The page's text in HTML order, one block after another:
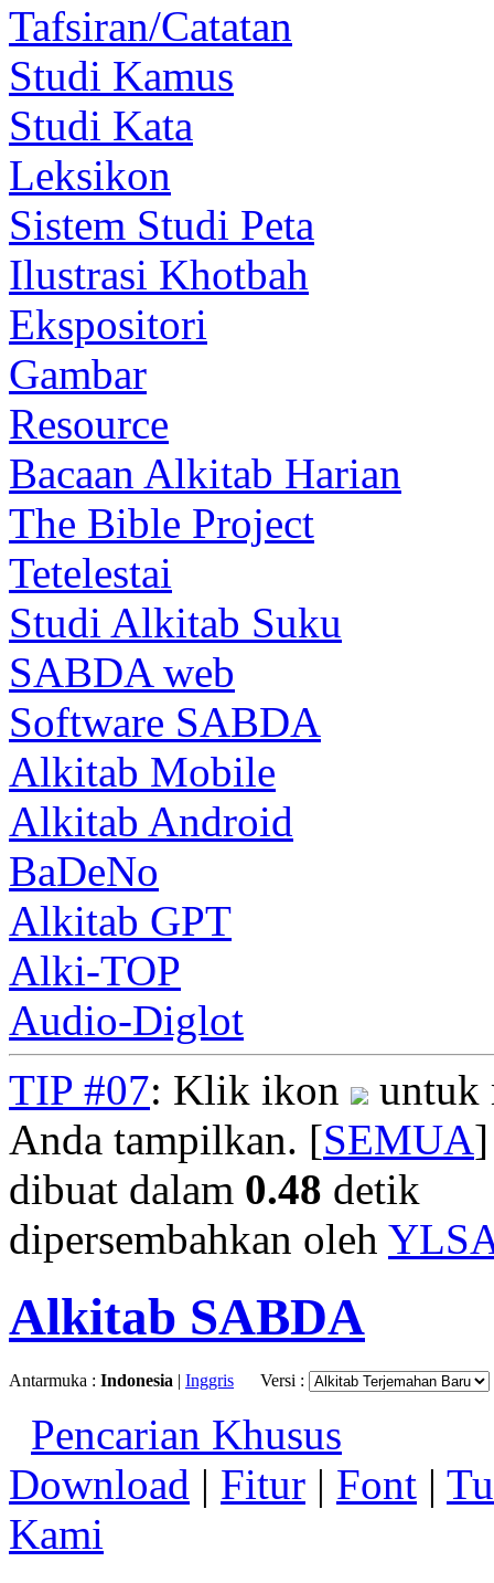
Tafsiran/Catatan
Studi Kamus
Studi Kata
Leksikon
Sistem Studi Peta
Ilustrasi Khotbah
Ekspositori
Gambar
Resource
Bacaan Alkitab Harian
The Bible Project
Tetelestai
Studi Alkitab Suku
SABDA web
Software SABDA
Alkitab Mobile
Alkitab Android
BaDeNo
Alkitab GPT
Alki-TOP
Audio-Diglot
TIP #07: Klik ikon
untuk
Anda tampilkan. [SEMUA]
dibuat dalam 0.48 detik
dipersembahkan oleh
Alkitab SABDA
Antarmuka : Indonesia | Inggris Versi :
Pencarian Khusus
Download | Fitur | Font |
Kami